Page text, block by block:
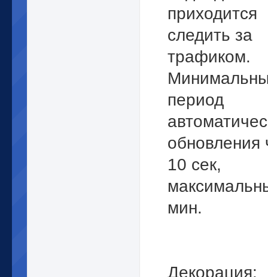
приходится
следить за
трафиком.
период
обновления
10 сек,
мин.
Декорация: